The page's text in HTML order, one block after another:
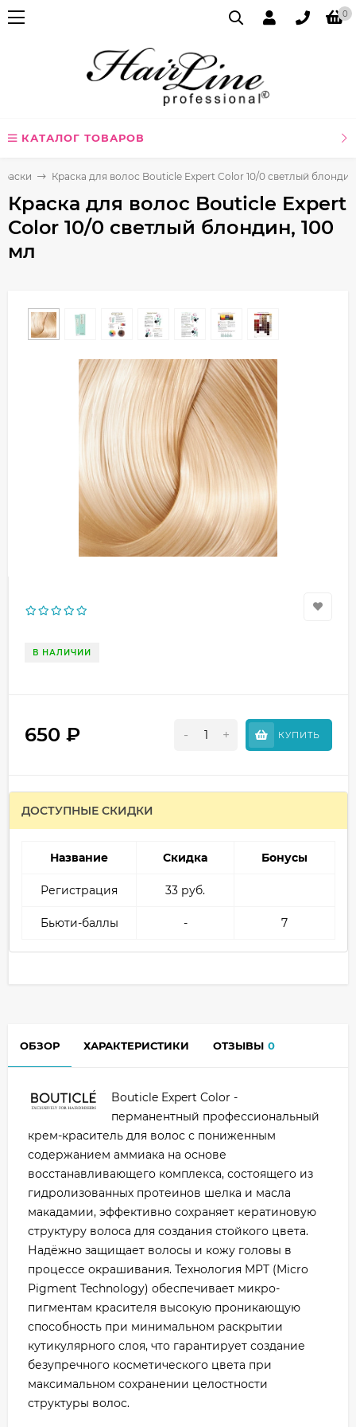
0
КАТАЛОГ ТОВАРОВ
Краска для волос Bouticle Expert Color 10/0 светлый
Краска для волос Bouticle Expert
Color 10/0 светлый блондин, 100
мл
В НАЛИЧИИ
650 ₽ - + КУПИТЬ
ДОСТУПНЫЕ СКИДКИ
Название Скидка Бонусы
Регистрация 33 руб.
Бьюти-баллы - 7
ОБЗОР ХАРАКТЕРИСТИКИ ОТЗЫВЫ 0
Bouticle Expert Color -
перманентный профессиональный
крем-краситель для волос с пониженным
содержанием аммиака на основе
восстанавливающего комплекса, состоящего из
гидролизованных протеинов шелка и масла
макадамии, эффективно сохраняет кератиновую
структуру волоса для создания стойкого цвета.
Надёжно защищает волосы и кожу головы в
процессе окрашивания. Технология MPT (Micro
Pigment Technology) обеспечивает микро-
пигментам красителя высокую проникающую
способность при минимальном раскрытии
кутикулярного слоя, что гарантирует создание
безупречного косметического цвета при
максимальном сохранении целостности
структуры волос.